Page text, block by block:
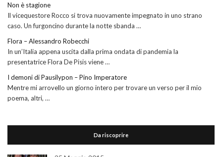
Non è stagione
Il vicequestore Rocco si trova nuovamente impegnato in uno strano
caso. Un furgoncino durante la notte sbanda …
Flora – Alessandro Robecchi
In un’Italia appena uscita dalla prima ondata di pandemia la
presentatrice Flora De Pisis viene …
I demoni di Pausilypon – Pino Imperatore
Mentre mi arrovello un giorno intero per trovare un verso per il mio
poema, altri, …
Da riscoprire